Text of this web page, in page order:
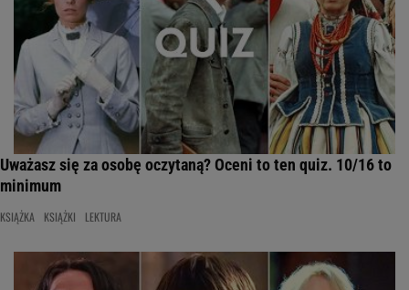
Uważasz się za osobę oczytaną? Oceni to ten quiz. 10/16 to
minimum
KSIĄŻKA KSIĄŻKI LEKTURA